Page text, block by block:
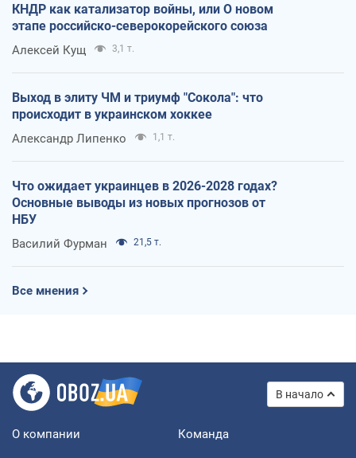
КНДР как катализатор войны, или О новом
этапе российско-северокорейского союза
Алексей Кущ 3,1 т.
Выход в элиту ЧМ и триумф "Сокола": что
происходит в украинском хоккее
Александр Липенко 1,1 т.
Что ожидает украинцев в 2026-2028 годах?
Основные выводы из новых прогнозов от
НБУ
Василий Фурман 21,5 т.
Все мнения
В начало
О компании Команда